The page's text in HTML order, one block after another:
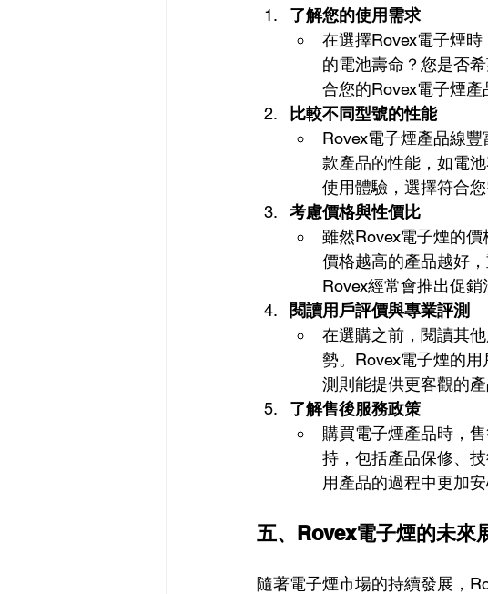
了解您的使用需求
在選擇Rovex電子煙
的電池壽命？您是否
合您的Rovex電子煙產
比較不同型號的性能
Rovex電子煙產品線
款產品的性能，如電
使用體驗，選擇符合
考慮價格與性價比
雖然Rovex電子煙的
價格越高的產品越好
Rovex經常會推出促
閱讀用戶評價與專業評測
在選購之前，閱讀其
勢。Rovex電子煙的
測則能提供更客觀的
了解售後服務政策
購買電子煙產品時，
持，包括產品保修、
用產品的過程中更加安
五、Rovex電子煙的未來
隨著電子煙市場的持續發展，